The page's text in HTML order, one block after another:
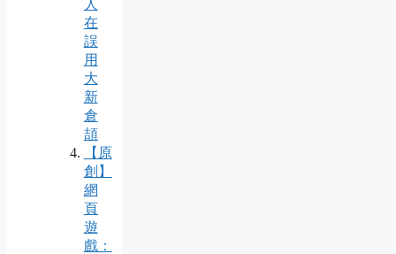
人
在
誤
用
大
新
倉
頡
【原
創】
網
頁
遊
戲：